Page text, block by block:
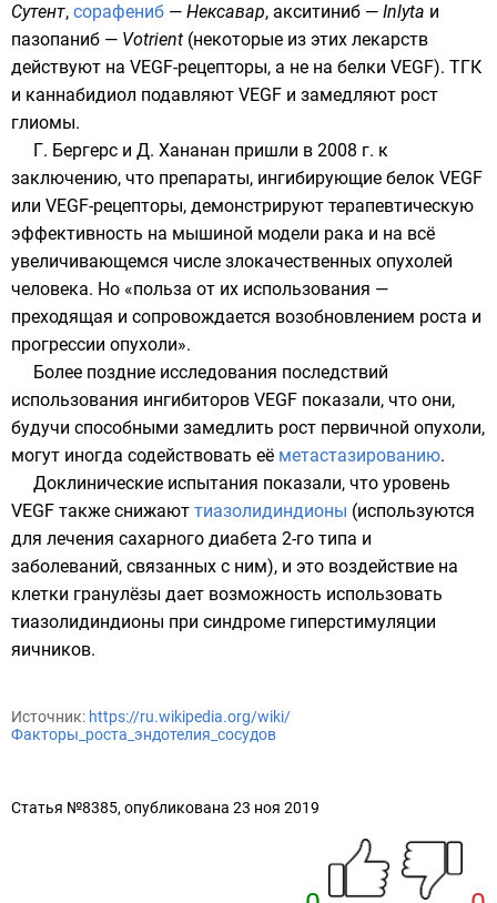
Сутент, сорафениб — Нексавар, акситиниб — Inlyta и
пазопаниб — Votrient (некоторые из этих лекарств
действуют на VEGF-рецепторы, а не на белки VEGF). ТГК
и каннабидиол подавляют VEGF и замедляют рост
глиомы.
Г. Бергерс и Д. Хананан пришли в 2008 г. к
заключению, что препараты, ингибирующие белок VEGF
или VEGF-рецепторы, демонстрируют терапевтическую
эффективность на мышиной модели рака и на всё
увеличивающемся числе злокачественных опухолей
человека. Но «польза от их использования —
преходящая и сопровождается возобновлением роста и
прогрессии опухоли».
Более поздние исследования последствий
использования ингибиторов VEGF показали, что они,
будучи способными замедлить рост первичной опухоли,
могут иногда содействовать её метастазированию.
Доклинические испытания показали, что уровень
VEGF также снижают тиазолидиндионы (используются
для лечения сахарного диабета 2-го типа и
заболеваний, связанных с ним), и это воздействие на
клетки гранулёзы дает возможность использовать
тиазолидиндионы при синдроме гиперстимуляции
яичников.
Источник: https://ru.wikipedia.org/wiki/
Факторы_роста_эндотелия_сосудов
Статья №8385, опубликована 23 ноя 2019